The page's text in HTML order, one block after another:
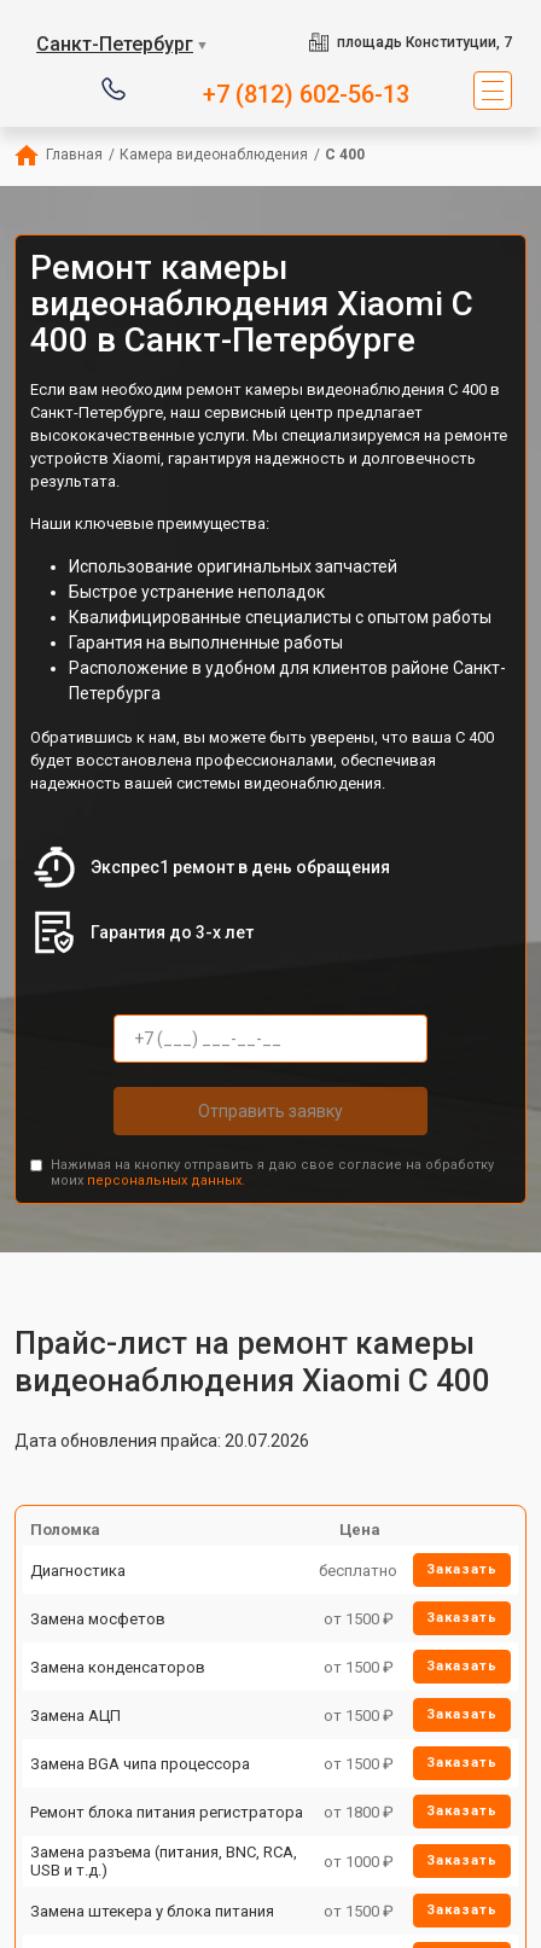
Санкт-Петербург ▼ площадь Конституции, 7
+7 (812) 602-56-13
Главная / Камера видеонаблюдения / C 400
Ремонт камеры
видеонаблюдения Xiaomi C
400 в Санкт-Петербурге
Если вам необходим ремонт камеры видеонаблюдения C 400 в
Санкт-Петербурге, наш сервисный центр предлагает
высококачественные услуги. Мы специализируемся на ремонте
устройств Xiaomi, гарантируя надежность и долговечность
результата.
Наши ключевые преимущества:
Использование оригинальных запчастей
Быстрое устранение неполадок
Квалифицированные специалисты с опытом работы
Гарантия на выполненные работы
Расположение в удобном для клиентов районе Санкт-
Петербурга
Обратившись к нам, вы можете быть уверены, что ваша C 400
будет восстановлена профессионалами, обеспечивая
надежность вашей системы видеонаблюдения.
Экспрес1 ремонт в день обращения
Гарантия до 3-х лет
Отправить заявку
Нажимая на кнопку отправить я даю свое согласие на обработку
моих персональных данных.
Прайс-лист на ремонт камеры
видеонаблюдения Xiaomi C 400
Дата обновления прайса: 20.07.2026
Поломка Цена
Диагностика бесплатно Заказать
Замена мосфетов от 1500 ₽ Заказать
Замена конденсаторов от 1500 ₽ Заказать
Замена АЦП от 1500 ₽ Заказать
Замена BGA чипа процессора от 1500 ₽ Заказать
Ремонт блока питания регистратора от 1800 ₽ Заказать
Замена разъема (питания, BNC, RCA,
USB и т.д.)
от 1000 ₽ Заказать
Замена штекера у блока питания от 1500 ₽ Заказать